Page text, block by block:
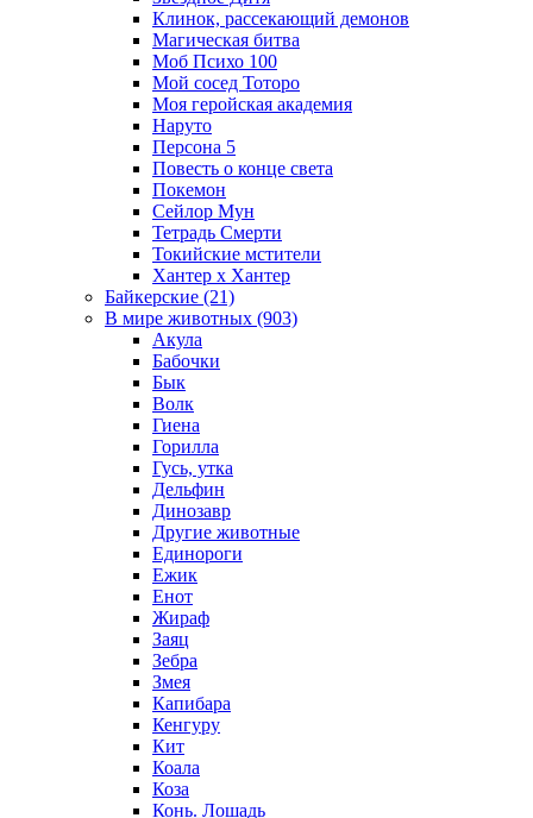
Клинок, рассекающий демонов
Магическая битва
Моб Психо 100
Мой сосед Тоторо
Моя геройская академия
Наруто
Персона 5
Повесть о конце света
Покемон
Сейлор Мун
Тетрадь Смерти
Токийские мстители
Хантер х Хантер
Байкерские (21)
В мире животных (903)
Акула
Бабочки
Бык
Волк
Гиена
Горилла
Гусь, утка
Дельфин
Динозавр
Другие животные
Единороги
Ежик
Енот
Жираф
Заяц
Зебра
Змея
Капибара
Кенгуру
Кит
Коала
Коза
Конь. Лошадь